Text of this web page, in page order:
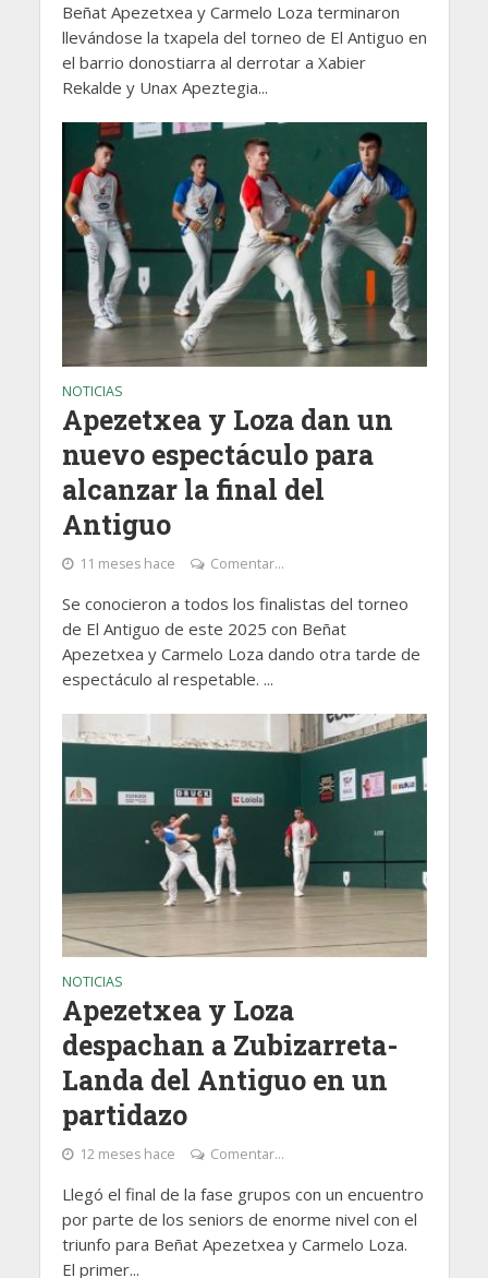
Beñat Apezetxea y Carmelo Loza terminaron
llevándose la txapela del torneo de El Antiguo en
el barrio donostiarra al derrotar a Xabier
Rekalde y Unax Apeztegia...
NOTICIAS
Apezetxea y Loza dan un
nuevo espectáculo para
alcanzar la final del
Antiguo
11 meses hace Comentar...
Se conocieron a todos los finalistas del torneo
de El Antiguo de este 2025 con Beñat
Apezetxea y Carmelo Loza dando otra tarde de
espectáculo al respetable. ...
NOTICIAS
Apezetxea y Loza
despachan a Zubizarreta-
Landa del Antiguo en un
partidazo
12 meses hace Comentar...
Llegó el final de la fase grupos con un encuentro
por parte de los seniors de enorme nivel con el
triunfo para Beñat Apezetxea y Carmelo Loza.
El primer...